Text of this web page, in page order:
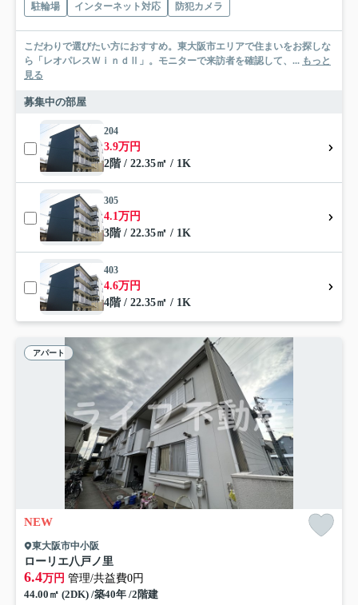
駐輪場 インターネット対応 防犯カメラ
こだわりで選びたい方におすすめ。東大阪市エリアで住まいをお探しな
ら「レオパレスＷｉｎｄⅡ」。モニターで来訪者を確認して、... もっと
見る
募集中の部屋
204
3.9万円
2階 / 22.35㎡ / 1K
305
4.1万円
3階 / 22.35㎡ / 1K
403
4.6万円
4階 / 22.35㎡ / 1K
アパート
NEW
東大阪市中小阪
ローリエ八戸ノ里
6.4万円 管理/共益費0円
44.00㎡ (2DK) /築40年 /2階建